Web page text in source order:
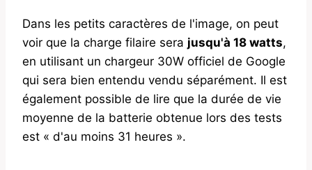
Dans les petits caractères de l'image, on peut
voir que la charge filaire sera jusqu'à 18 watts,
en utilisant un chargeur 30W officiel de Google
qui sera bien entendu vendu séparément. Il est
également possible de lire que la durée de vie
moyenne de la batterie obtenue lors des tests
est « d'au moins 31 heures ».